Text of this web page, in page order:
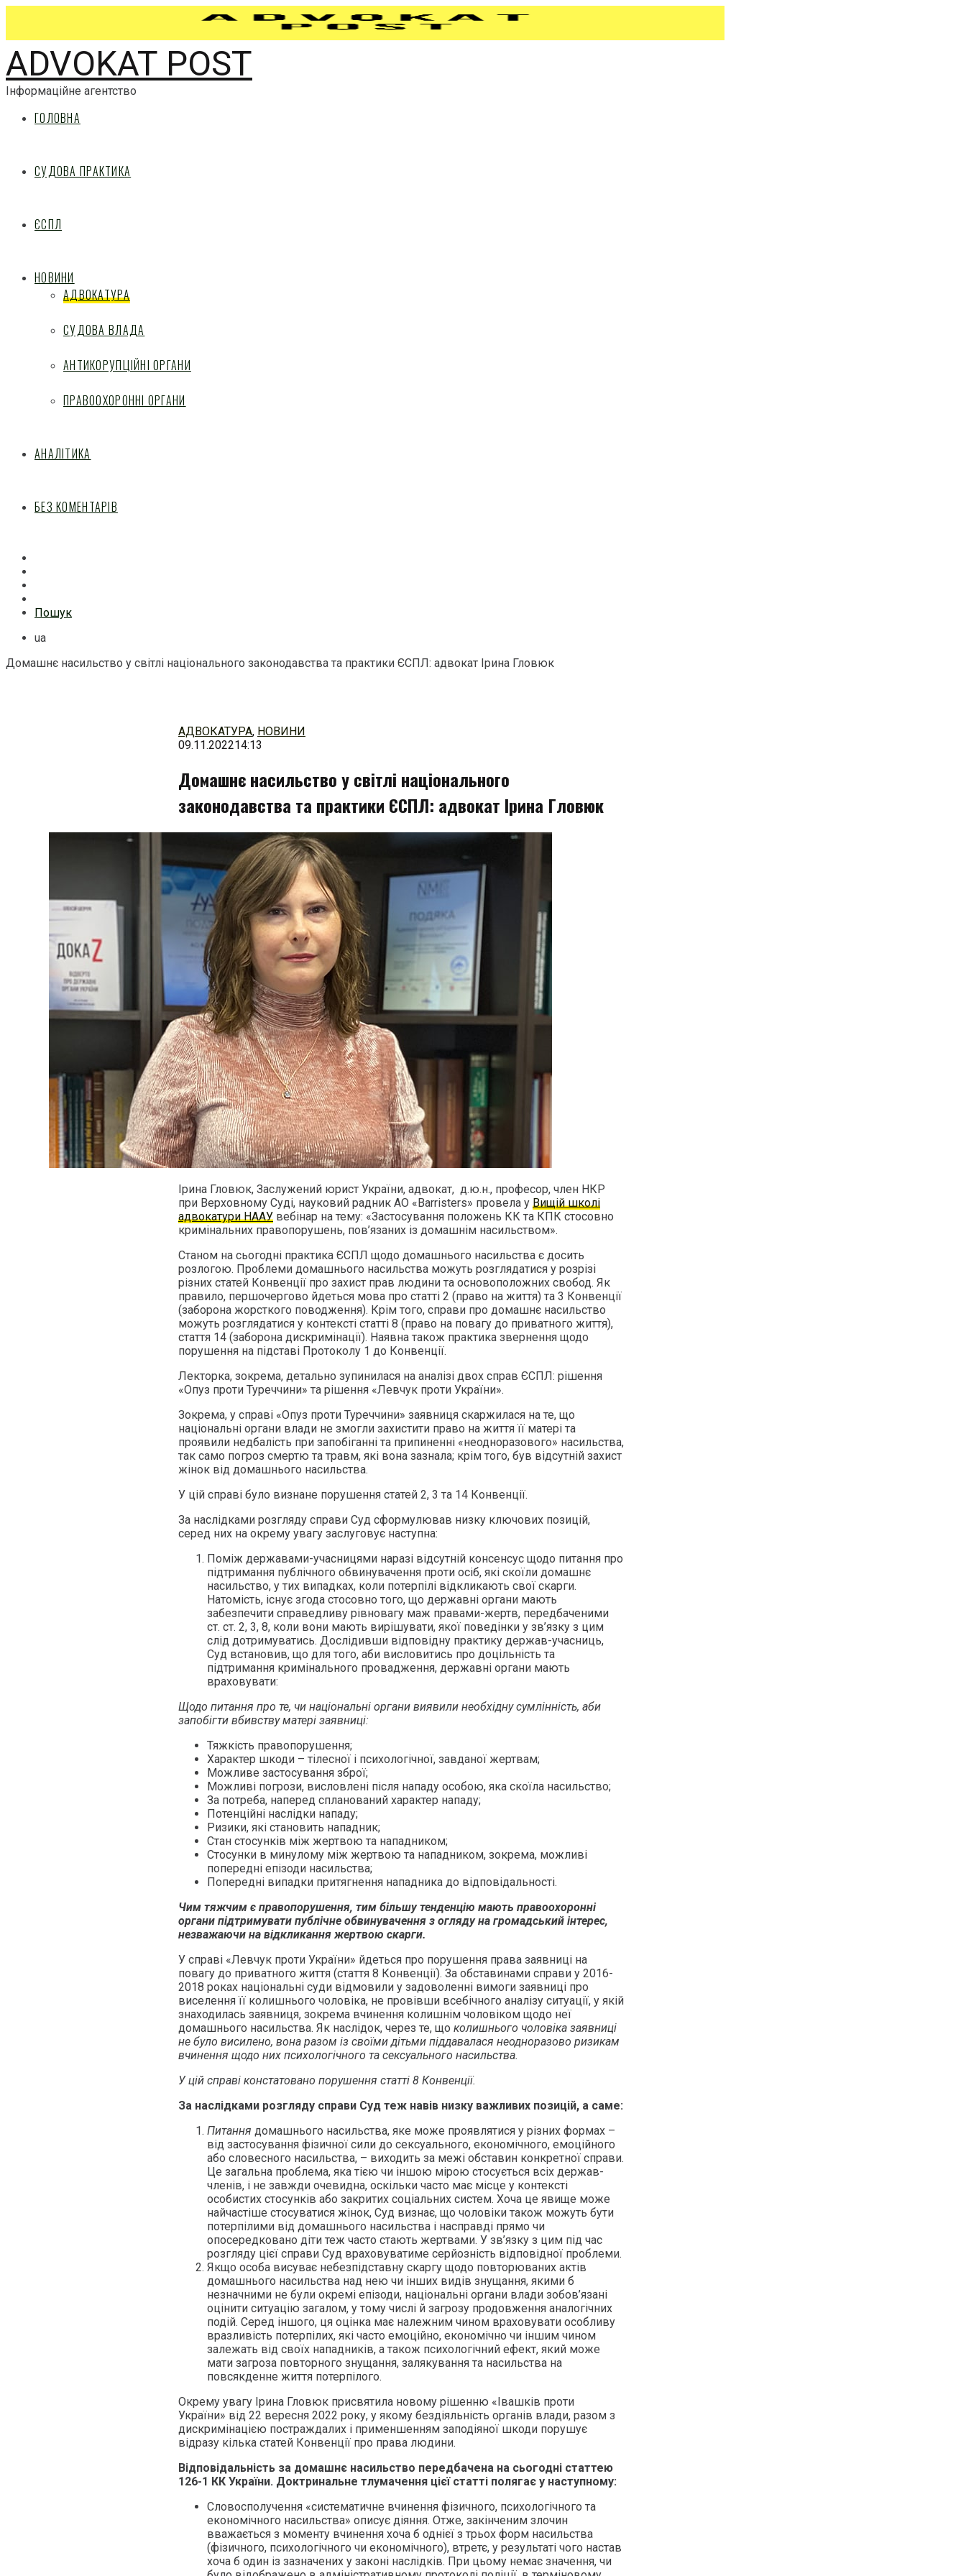
ADVOKAT POST
Інформаційне агентство
ГОЛОВНА
СУДОВА ПРАКТИКА
ЄСПЛ
НОВИНИ
АДВОКАТУРА
СУДОВА ВЛАДА
АНТИКОРУПЦІЙНІ ОРГАНИ
ПРАВООХОРОННІ ОРГАНИ
АНАЛІТИКА
БЕЗ КОМЕНТАРІВ
Пошук
ua
Домашнє насильство у світлі національного законодавства та практики ЄСПЛ: адвокат Ірина Гловюк
АДВОКАТУРА, НОВИНИ
09.11.202214:13
Домашнє насильство у світлі національного
законодавства та практики ЄСПЛ: адвокат Ірина Гловюк
Ірина Гловюк, Заслужений юрист України, адвокат, д.ю.н., професор, член НКР
при Верховному Суді, науковий радник АО «Barristers» провела у Вищій школі
адвокатури НААУ вебінар на тему: «Застосування положень КК та КПК стосовно
кримінальних правопорушень, пов’язаних із домашнім насильством».
Станом на сьогодні практика ЄСПЛ щодо домашнього насильства є досить
розлогою. Проблеми домашнього насильства можуть розглядатися у розрізі
різних статей Конвенції про захист прав людини та основоположних свобод. Як
правило, першочергово йдеться мова про статті 2 (право на життя) та 3 Конвенції
(заборона жорсткого поводження). Крім того, справи про домашнє насильство
можуть розглядатися у контексті статті 8 (право на повагу до приватного життя),
стаття 14 (заборона дискримінації). Наявна також практика звернення щодо
порушення на підставі Протоколу 1 до Конвенції.
Лекторка, зокрема, детально зупинилася на аналізі двох справ ЄСПЛ: рішення
«Опуз проти Туреччини» та рішення «Левчук проти України».
Зокрема, у справі «Опуз проти Туреччини» заявниця скаржилася на те, що
національні органи влади не змогли захистити право на життя її матері та
проявили недбалість при запобіганні та припиненні «неодноразового» насильства,
так само погроз смертю та травм, які вона зазнала; крім того, був відсутній захист
жінок від домашнього насильства.
У цій справі було визнане порушення статей 2, 3 та 14 Конвенції.
За наслідками розгляду справи Суд сформулював низку ключових позицій,
серед них на окрему увагу заслуговує наступна:
Поміж державами-учасницями наразі відсутній консенсус щодо питання про
підтримання публічного обвинувачення проти осіб, які скоїли домашнє
насильство, у тих випадках, коли потерпілі відкликають свої скарги.
Натомість, існує згода стосовно того, що державні органи мають
забезпечити справедливу рівновагу маж правами-жертв, передбаченими
ст. ст. 2, 3, 8, коли вони мають вирішувати, якої поведінки у зв’язку з цим
слід дотримуватись. Дослідивши відповідну практику держав-учасниць,
Суд встановив, що для того, аби висловитись про доцільність та
підтримання кримінального провадження, державні органи мають
враховувати:
Щодо питання про те, чи національні органи виявили необхідну сумлінність, аби
запобігти вбивству матері заявниці:
Тяжкість правопорушення;
Характер шкоди – тілесної і психологічної, завданої жертвам;
Можливе застосування зброї;
Можливі погрози, висловлені після нападу особою, яка скоїла насильство;
За потреба, наперед спланований характер нападу;
Потенційні наслідки нападу;
Ризики, які становить нападник;
Стан стосунків між жертвою та нападником;
Стосунки в минулому між жертвою та нападником, зокрема, можливі
попередні епізоди насильства;
Попередні випадки притягнення нападника до відповідальності.
Чим тяжчим є правопорушення, тим більшу тенденцію мають правоохоронні
органи підтримувати публічне обвинувачення з огляду на громадський інтерес,
незважаючи на відкликання жертвою скарги.
У справі «Левчук проти України» йдеться про порушення права заявниці на
повагу до приватного життя (стаття 8 Конвенції). За обставинами справи у 2016-
2018 роках національні суди відмовили у задоволенні вимоги заявниці про
виселення її колишнього чоловіка, не провівши всебічного аналізу ситуації, у якій
знаходилась заявниця, зокрема вчинення колишнім чоловіком щодо неї
домашнього насильства. Як наслідок, через те, що колишнього чоловіка заявниці
не було висилено, вона разом із своїми дітьми піддавалася неодноразово ризикам
вчинення щодо них психологічного та сексуального насильства.
У цій справі констатовано порушення статті 8 Конвенції.
За наслідками розгляду справи Суд теж навів низку важливих позицій, а саме:
Питання домашнього насильства, яке може проявлятися у різних формах –
від застосування фізичної сили до сексуального, економічного, емоційного
або словесного насильства, – виходить за межі обставин конкретної справи.
Це загальна проблема, яка тією чи іншою мірою стосується всіх держав-
членів, і не завжди очевидна, оскільки часто має місце у контексті
особистих стосунків або закритих соціальних систем. Хоча це явище може
найчастіше стосуватися жінок, Суд визнає, що чоловіки також можуть бути
потерпілими від домашнього насильства і насправді прямо чи
опосередковано діти теж часто стають жертвами. У зв’язку з цим під час
розгляду цієї справи Суд враховуватиме серйозність відповідної проблеми.
Якщо особа висуває небезпідставну скаргу щодо повторюваних актів
домашнього насильства над нею чи інших видів знущання, якими б
незначними не були окремі епізоди, національні органи влади зобов’язані
оцінити ситуацію загалом, у тому числі й загрозу продовження аналогічних
подій. Серед іншого, ця оцінка має належним чином враховувати особливу
вразливість потерпілих, які часто емоційно, економічно чи іншим чином
залежать від своїх нападників, а також психологічний ефект, який може
мати загроза повторного знущання, залякування та насильства на
повсякденне життя потерпілого.
Окрему увагу Ірина Гловюк присвятила новому рішенню «Івашків проти
України» від 22 вересня 2022 року, у якому бездіяльність органів влади, разом з
дискримінацією постраждалих і применшенням заподіяної шкоди порушує
відразу кілька статей Конвенції про права людини.
Відповідальність за домашнє насильство передбачена на сьогодні статтею
126-1 КК України. Доктринальне тлумачення цієї статті полягає у наступному:
Словосполучення «систематичне вчинення фізичного, психологічного та
економічного насильства» описує діяння. Отже, закінченим злочин
вважається з моменту вчинення хоча б однієї з трьох форм насильства
(фізичного, психологічного чи економічного), втретє, у результаті чого настав
хоча б один із зазначених у законі наслідків. При цьому немає значення, чи